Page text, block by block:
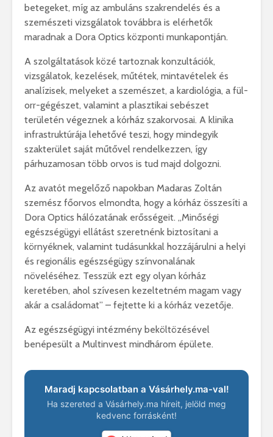
betegeket, míg az ambuláns szakrendelés és a
szemészeti vizsgálatok továbbra is elérhetők
maradnak a Dora Optics központi munkapontján.
A szolgáltatások közé tartoznak konzultációk,
vizsgálatok, kezelések, műtétek, mintavételek és
analízisek, melyeket a szemészet, a kardiológia, a fül-
orr-gégészet, valamint a plasztikai sebészet
területén végeznek a kórház szakorvosai. A klinika
infrastruktúrája lehetővé teszi, hogy mindegyik
szakterület saját műtővel rendelkezzen, így
párhuzamosan több orvos is tud majd dolgozni.
Az avatót megelőző napokban Madaras Zoltán
szemész főorvos elmondta, hogy a kórház összesíti a
Dora Optics hálózatának erősségeit. „Minőségi
egészségügyi ellátást szeretnénk biztosítani a
környéknek, valamint tudásunkkal hozzájárulni a helyi
és regionális egészségügy színvonalának
növeléséhez. Tesszük ezt egy olyan kórház
keretében, ahol szívesen kezeltetném magam vagy
akár a családomat” – fejtette ki a kórház vezetője.
Az egészségügyi intézmény beköltözésével
benépesült a Multinvest mindhárom épülete.
Maradj kapcsolatban a Vásárhely.ma-val!
Ha szereted a Vásárhely.ma híreit, jelöld meg
kedvenc forrásként!